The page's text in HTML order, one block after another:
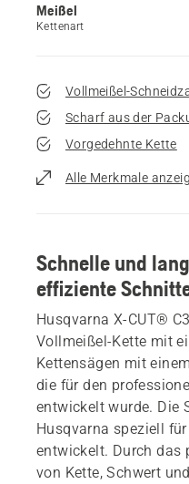
Meißel
Kettenart
Vollmeißel-
Scharf aus der
Vorgedehnte Kette
Alle Merkmale
Schnelle und
effiziente
Husqvarna X-CUT®
Vollmeißel-Kette mit
Kettensägen mit
die für den
entwickelt wurde. Die
Husqvarna speziell
entwickelt. Durch das
von Kette, Schwert